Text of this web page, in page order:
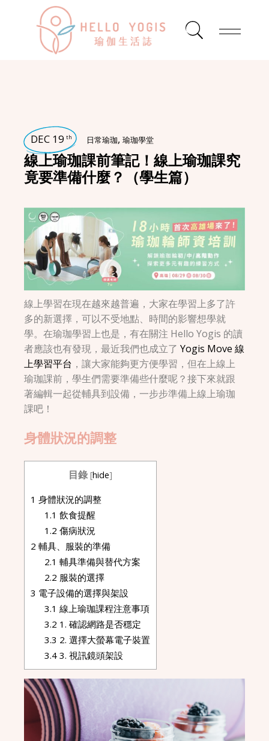
DEC 19 th 日常瑜珈,瑜珈學堂
線上瑜珈課前筆記！線上瑜珈課究
竟要準備什麼？（學生篇）
線上學習在現在越來越普遍，大家在學習上多了許
多的新選擇，可以不受地點、時間的影響想學就
學。在瑜珈學習上也是，有在關注 Hello Yogis 的讀
者應該也有發現，最近我們也成立了Yogis Move 線
上學習平台 ，讓大家能夠更方便學習，但在上線上
瑜珈課前，學生們需要準備些什麼呢？接下來就跟
著編輯一起從輔具到設備，一步步準備上線上瑜珈
課吧！
身體狀況的調整
目錄 [hide]
1 身體狀況的調整
1.1 飲食提醒
1.2 傷病狀況
2 輔具、服裝的準備
2.1 輔具準備與替代方案
2.2 服裝的選擇
3 電子設備的選擇與架設
3.1 線上瑜珈課程注意事項
3.2 1. 確認網路是否穩定
3.3 2. 選擇大螢幕電子裝置
3.4 3. 視訊鏡頭架設